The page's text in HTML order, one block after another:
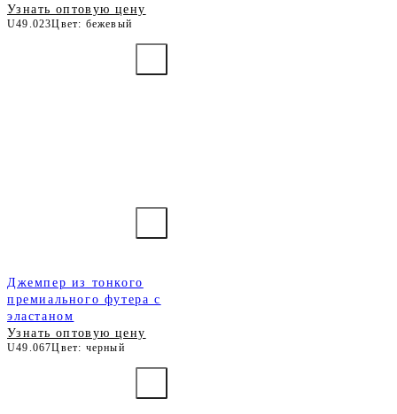
Узнать оптовую цену
U49.023Цвет: бежевый
Джемпер из тонкого
премиального футера с
эластаном
Узнать оптовую цену
U49.067Цвет: черный